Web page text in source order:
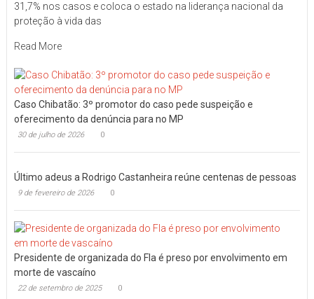
31,7% nos casos e coloca o estado na liderança nacional da
proteção à vida das
Read More
Caso Chibatão: 3º promotor do caso pede suspeição e
oferecimento da denúncia para no MP
30 de julho de 2026 0
Último adeus a Rodrigo Castanheira reúne centenas de pessoas
9 de fevereiro de 2026 0
Presidente de organizada do Fla é preso por envolvimento em
morte de vascaíno
22 de setembro de 2025 0